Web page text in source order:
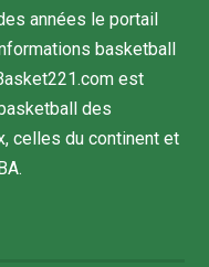
années le portail
basketball
est
des
celles du continent et